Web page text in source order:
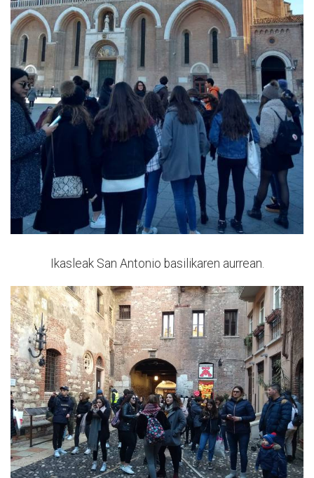
Ikasleak San Antonio basilikaren aurrean.